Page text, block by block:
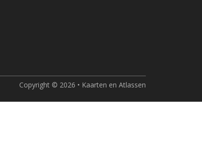
Copyright © 2026 • Kaarten en Atlassen